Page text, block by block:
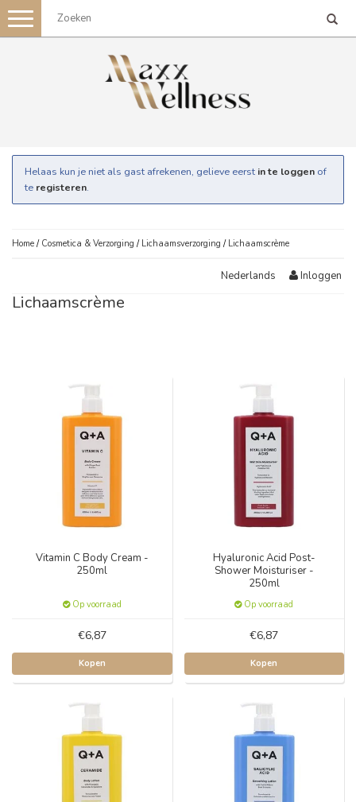
Toggle
navigation
Helaas kun je niet als gast afrekenen, gelieve eerst in te loggen of
te registeren.
Home / Cosmetica & Verzorging / Lichaamsverzorging / Lichaamscrème
Nederlands Inloggen
Lichaamscrème
Vitamin C Body Cream -
250ml
Op voorraad
€6,87
Kopen
Hyaluronic Acid Post-
Shower Moisturiser -
250ml
Op voorraad
€6,87
Kopen